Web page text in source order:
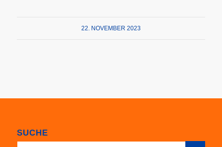
22. NOVEMBER 2023
SUCHE